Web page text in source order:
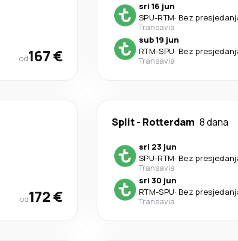
od167 €
sri 16 jun
SPU-RTM· Bez
Transavia
sub 19 jun
RTM-SPU· Bez
Transavia
od172 €
Split- Rotterdam 8 dana
sri 23 jun
SPU-RTM· Bez
Transavia
sri 30 jun
RTM-SPU· Bez
Transavia